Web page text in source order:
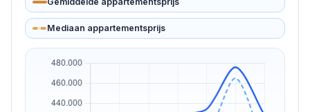
Mediaan appartementsprijs